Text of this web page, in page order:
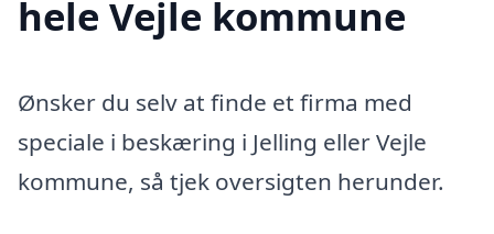
hele Vejle kommune
Ønsker du selv at finde et firma med
speciale i beskæring i Jelling eller Vejle
kommune, så tjek oversigten herunder.